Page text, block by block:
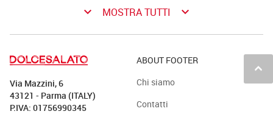
keyboard_arrow_down MOSTRA TUTTI keyboard_arrow_down
keyboard_arrow_up
Via Mazzini, 6
43121 - Parma (ITALY)
P.IVA: 01756990345
ABOUT FOOTER
Chi siamo
Contatti